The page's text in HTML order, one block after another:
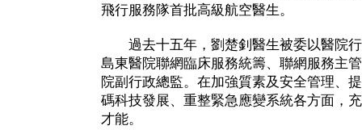
飛行服務隊首批高級航空醫生。
過去十五年，劉楚釗醫生被委以醫院行
島東醫院聯網臨床服務統籌、聯網服務主
院副行政總監。在加強質素及安全管理、
碼科技發展、重整緊急應變系統各方面，
才能。